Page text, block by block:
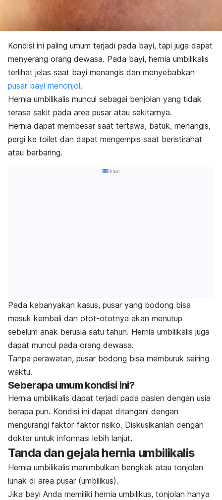
Kondisi ini paling umum terjadi pada bayi, tapi juga dapat
menyerang orang dewasa. Pada bayi, hernia umbilikalis
terlihat jelas saat bayi menangis dan menyebabkan
pusar bayi menonjol.
Hernia umbilikalis muncul sebagai benjolan yang tidak
terasa sakit pada area pusar atau sekitarnya.
Hernia dapat membesar saat tertawa, batuk, menangis,
pergi ke toilet dan dapat mengempis saat beristirahat
atau berbaring.
Iklan
Pada kebanyakan kasus, pusar yang bodong bisa
masuk kembali dan otot-ototnya akan menutup
sebelum anak berusia satu tahun. Hernia umbilikalis juga
dapat muncul pada orang dewasa.
Tanpa perawatan, pusar bodong bisa memburuk seiring
waktu.
Seberapa umum kondisi ini?
Hernia umbilikalis dapat terjadi pada pasien dengan usia
berapa pun. Kondisi ini dapat ditangani dengan
mengurangi faktor-faktor risiko. Diskusikanlah dengan
dokter untuk informasi lebih lanjut.
Tanda dan gejala hernia umbilikalis
Hernia umbilikalis menimbulkan bengkak atau tonjolan
lunak di area pusar (umbilikus).
Jika bayi Anda memiliki hernia umbilikus, tonjolan hanya